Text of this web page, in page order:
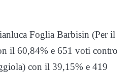
Foglia Barbisin (Per il
il 60,84% e 651 voti contro
con il 39,15% e 419